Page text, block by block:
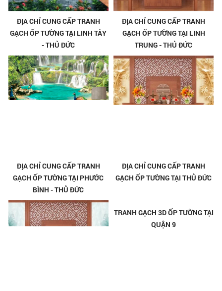
ĐỊA CHỈ CUNG CẤP TRANH
GẠCH ỐP TƯỜNG TẠI LINH TÂY
- THỦ ĐỨC
ĐỊA CHỈ CUNG CẤP TRANH
GẠCH ỐP TƯỜNG TẠI LINH
TRUNG - THỦ ĐỨC
ĐỊA CHỈ CUNG CẤP TRANH
GẠCH ỐP TƯỜNG TẠI PHƯỚC
BÌNH - THỦ ĐỨC
ĐỊA CHỈ CUNG CẤP TRANH
GẠCH ỐP TƯỜNG TẠI THỦ ĐỨC